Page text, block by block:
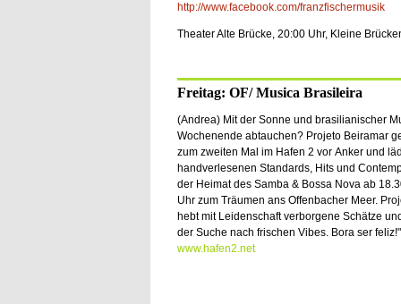
http://www.facebook.com/franzfischermusik
Theater Alte Brücke, 20:00 Uhr, Kleine
Freitag: OF/ Musica Brasileira
(Andrea) Mit der Sonne und brasilianischer
Wochenende abtauchen? Projeto Beiramar
zum zweiten Mal im Hafen 2 vor Anker und
handverlesenen Standards, Hits und
der Heimat des Samba & Bossa Nova ab
Uhr zum Träumen ans Offenbacher Meer.
hebt mit Leidenschaft verborgene Schätze
der Suche nach frischen Vibes. Bora ser feliz!"
www.hafen2.net